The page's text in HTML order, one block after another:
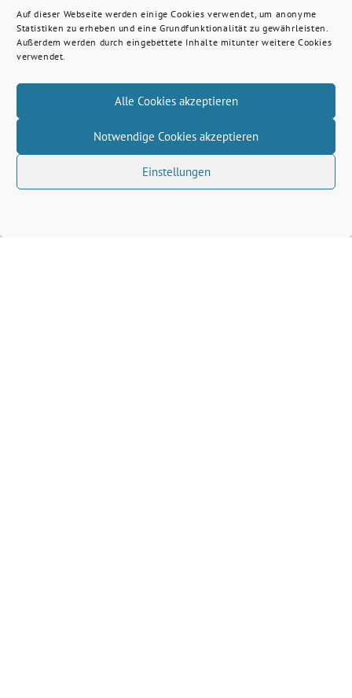
Auf dieser Webseite werden einige Cookies verwendet, um anonyme
Statistiken zu erheben und eine Grundfunktionalität zu gewährleisten.
Außerdem werden durch eingebettete Inhalte mitunter weitere Cookies
verwendet.
Alle Cookies akzeptieren
Notwendige Cookies akzeptieren
Einstellungen